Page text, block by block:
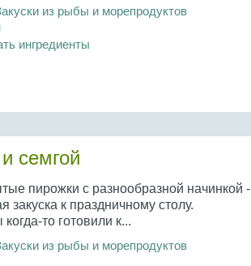
из рыбы и морепродуктов
ингредиенты
семгой
пирожки с разнообразной начинкой -
закуска к праздничному столу.
то готовили к...
из рыбы и морепродуктов